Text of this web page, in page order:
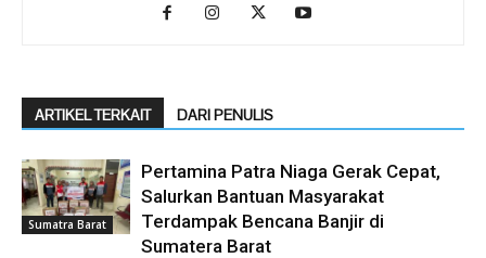
ARTIKEL TERKAIT DARI PENULIS
Sumatra Barat
Pertamina Patra Niaga Gerak Cepat,
Salurkan Bantuan Masyarakat
Terdampak Bencana Banjir di
Sumatera Barat